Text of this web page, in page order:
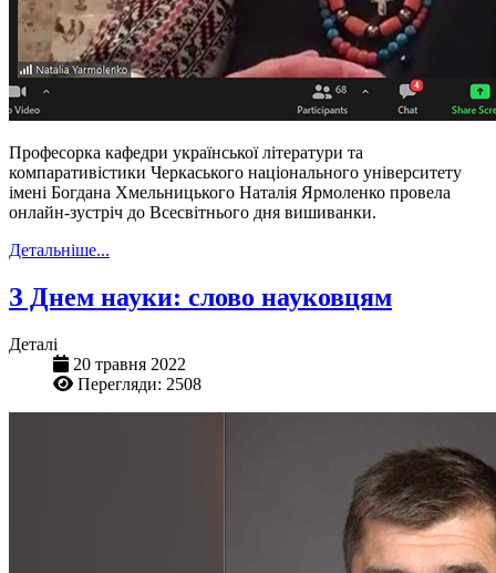
Професорка кафедри української літератури та
компаративістики Черкаського національного університету
імені Богдана Хмельницького Наталія Ярмоленко провела
онлайн-зустріч до Всесвітнього дня вишиванки.
Детальніше...
З Днем науки: слово науковцям
Деталі
20 травня 2022
Перегляди: 2508